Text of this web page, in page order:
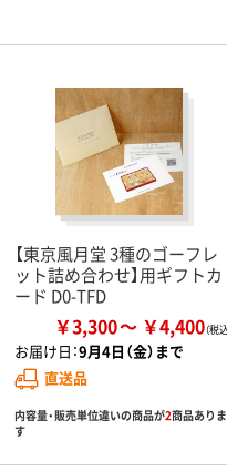
【東京風月堂 3種のゴーフレ
ット詰め合わせ】用ギフトカ
ード D0-TFD
￥3,300 ￥4,400
お届け日：9月4日（金）まで
直送品
内容量・販売単位違いの商品が2商品ありま
す